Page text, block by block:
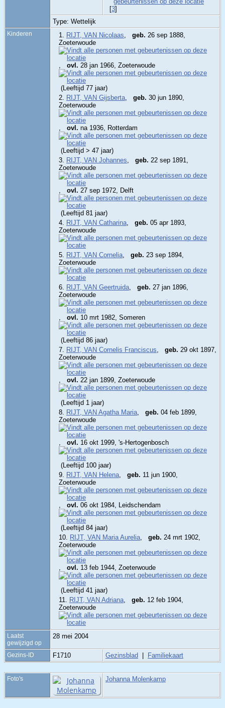
[3]
Type: Wettelijk
Kinderen 1. RIJT, VAN Nicolaas geb. 26 sep 1888,
Zoeterwoude
ovl. 28 jan 1966, Zoeterwoude
(Leeftijd 77 jaar)
2.
RIJT, VAN Gijsberta geb. 30 jun 1890,
Zoeterwoude
ovl. na 1936, Rotterdam
(Leeftijd > 47 jaar)
3.
RIJT, VAN Johannes geb. 22 sep 1891,
Zoeterwoude
ovl. 27 sep 1972, Delft
(Leeftijd 81 jaar)
4.
RIJT, VAN Catharina geb. 05 apr 1893,
Zoeterwoude
5. RIJT, VAN Cornelia geb. 23 sep 1894,
Zoeterwoude
6. RIJT, VAN Geertruida geb. 27 jan 1896,
Zoeterwoude
ovl. 10 mrt 1982, Someren
(Leeftijd 86 jaar)
7.
RIJT, VAN Cornelis Franciscus geb. 29 okt 1897,
Zoeterwoude
ovl. 22 jan 1899, Zoeterwoude
(Leeftijd 1 jaar)
8.
RIJT, VAN Agatha Maria geb. 04 feb 1899,
Zoeterwoude
ovl. 16 okt 1999, 's-Hertogenbosch
(Leeftijd 100 jaar)
9.
RIJT, VAN Helena geb. 11 jun 1900,
Zoeterwoude
ovl. 06 okt 1984, Leidschendam
(Leeftijd 84 jaar)
10.
RIJT, VAN Maria Aurelia geb. 24 mrt 1902,
Zoeterwoude
ovl. 13 feb 1944, Zoeterwoude
(Leeftijd 41 jaar)
11.
RIJT, VAN Adriana geb. 12 feb 1904,
Zoeterwoude
Laatst
gewijzigd op
28 mei 2004
Gezins-ID F1710 Gezinsblad Familiekaart
Foto's Johanna Molenkamp